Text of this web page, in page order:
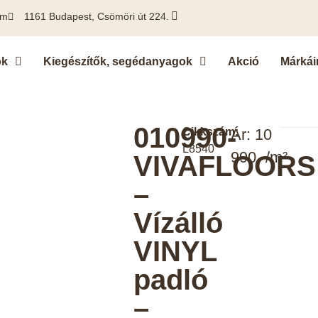
1161 Budapest, Csömöri út 224.
Kiegészítők, segédanyagok Akció
010990-
VIVAFLOORS
–
Vízálló
VINYL
padló
–
Cikkszám:
L8540
Ár: 10
990.-/m²